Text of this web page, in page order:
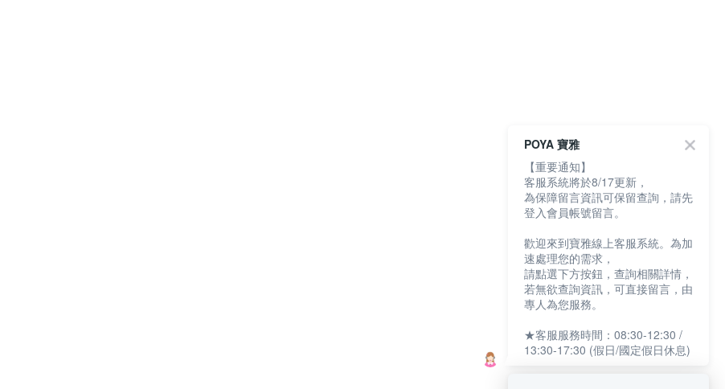
POYA 寶雅
【重要通知】
客服系統將於8/17更新，
為保障留言資訊可保留查詢，請先
登入會員帳號留言。
歡迎來到寶雅線上客服系統。為加
速處理您的需求，
請點選下方按鈕，查詢相關詳情，
若無欲查詢資訊，可直接留言，由
專人為您服務。
★客服服務時間：08:30-12:30 /
13:30-17:30 (假日/國定假日休息)